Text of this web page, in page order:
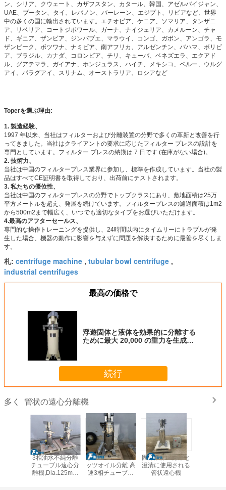
ン、シリア、クウェート、カザフスタン、カタール、韓国、アゼルバイジャン、
UAE、ブータン、タイ、レバノン、バーレーン、エジプト、リビアなど、世界
中の多くの国に輸出されています。エチオピア、ケニア、ソマリア、タンザニ
ア、リベリア、コートジボワール、ガーナ、ナイジェリア、カメルーン、チャ
ド、ギニア、ザンビア、ジンバブエ、マラウイ、コンゴ、ガボン、アンゴラ、モ
ザンビーク、ボツワナ、ナミビア、南アフリカ、アルゼンチン、バハマ、ボリビ
ア、ブラジル、カナダ、コロンビア、チリ、キューバ、ベネズエラ、エクアド
ル、グアテマラ、ガイアナ、ホンジュラス、ハイチ、メキシコ、ペルー、ウルグ
アイ、パラグアイ、スリナム、オーストラリア、ロシアなど
Toperを選ぶ理由:
1. 製造経験、
1997 年以来、当社はフィルターおよび分離装置の分野で多くの革新と改善を行
ってきました。当社はクライアントの要求に応じたフィルター プレスの設計を
専門としています。フィルター プレスの納期は 7 日です (在庫がない場合)。
2. 技術力、
当社は中国のフィルタープレス業界に参加し、標準を作成しています。当社の製
品はすべてCE証明書を取得しており、出荷前にテストされます。
3. 私たちの優位性、
当社は中国のフィルタープレスの分野でトップクラスにあり、敷地面積は25万
平方メートルを超え、発展を続けています。フィルタープレスの濾過面積は1m2
から500m2まで幅広く、いつでも適切なタイプをお選びいただけます。
4.最高のアフターセールス、
専門的な操作トレーニングを提供し、24時間以内にタイムリーにトラブルが発
生した場合、機器の動作に影響を与えずに問題を解決するために最善を尽くしま
す。
札: centrifuge machine , tubular bowl centrifuge ,
industrial centrifuges
最高の価格で
浮遊固体と液体を効果的に分離する
ために最大 20,000 の重力を生成す
続行
多く 管状の遠心分離機
3相油水不純分離
チューブル遠心分
離機,Dia.125mm
ヴァージンココナ
ッツオイル分離 高
速3相チューブル
固体液体の分離と
澄清に使用される
管状遠心機